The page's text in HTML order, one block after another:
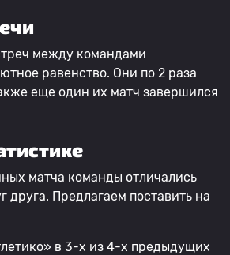
между командами
равенство. Они по 2 раза
еще один их матч завершился
матча команды отличались
друга. Предлагаем поставить на
в 3-х из 4-х предыдущих